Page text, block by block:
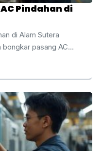
Pindahan di
di Alam Sutera
pasang AC
terbaik bagi Anda
dan area bisnis
standar bangunan tinggi
proses pindahan, AC
membutuhkan
langsung dengan